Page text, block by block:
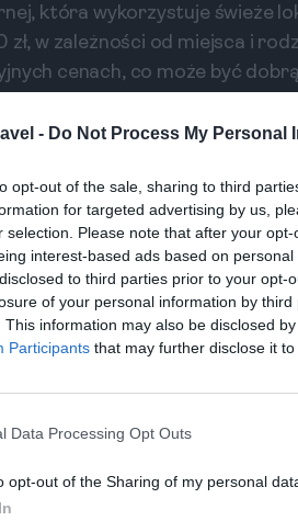
- Do Not Process My Personal
opt-out of the sale, sharing to third
for targeted advertising by us,
selection. Please note that after your
interest-based ads based on
to third parties prior to your opt-
of your personal information by third
This information may also be disclosed
Participants that may further disclose it
Data Processing Opt Outs
opt-out of the Sharing of my personal
która wykorzystuje świeże
w zależności od miejsca i
cenach, co może być
będą lokalne bary
100 zł. Supermarkety oferują
na samodzielne przygotowanie
od spektakularnych fiordów po
od 30 zł do 150 zł, a
na świecie z niskim
zasad
unikanie nieoświetlonych